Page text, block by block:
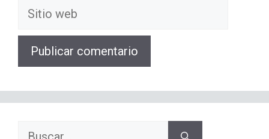
Sitio
Buscar: